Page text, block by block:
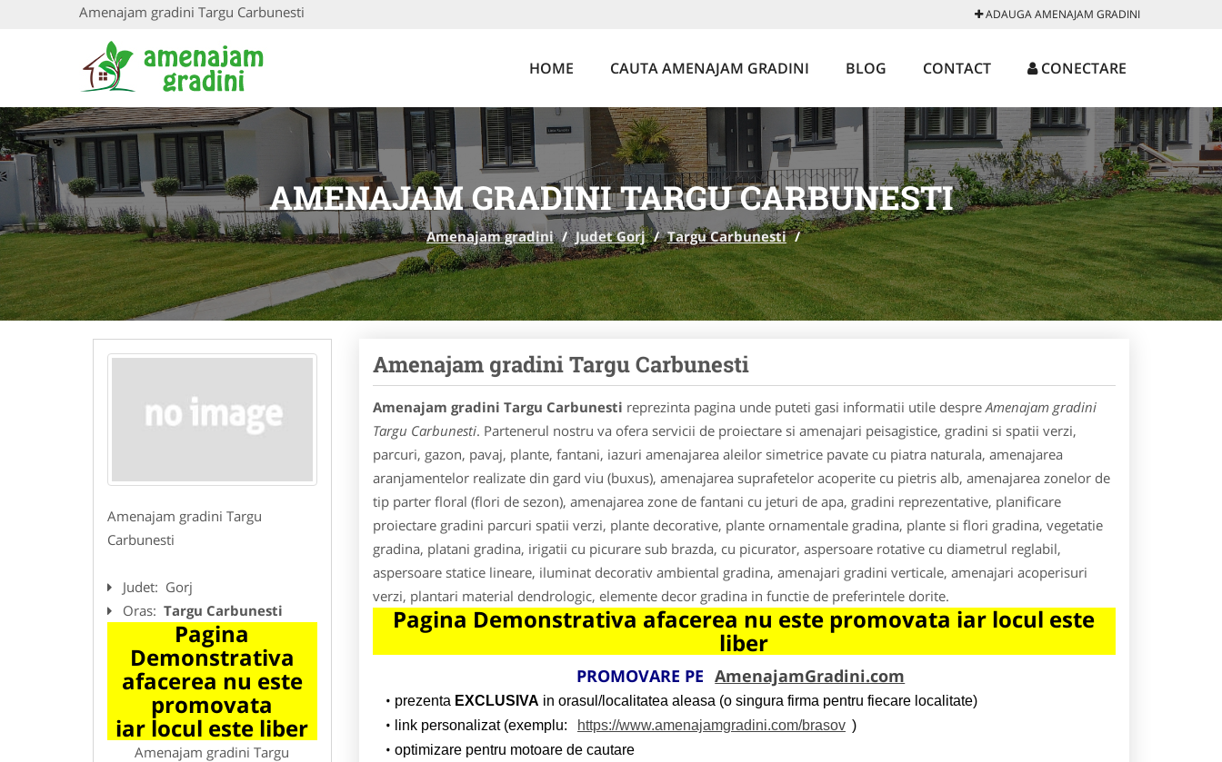
Amenajam gradini Targu Carbunesti ADAUGA AMENAJAM GRADINI
HOME CAUTA AMENAJAM GRADINI BLOG CONTACT CONECTARE
AMENAJAM GRADINI TARGU CARBUNESTI
Amenajam gradini / Judet Gorj / Targu Carbunesti /
Amenajam gradini Targu
Carbunesti
Judet: Gorj
Oras: Targu Carbunesti
Pagina
Demonstrativa
afacerea nu este
promovata
iar locul este liber
Amenajam gradini Targu
Amenajam gradini Targu Carbunesti
Amenajam gradini Targu Carbunesti reprezinta pagina unde puteti gasi informatii utile despreAmenajam gradini
Targu Carbunesti. Partenerul nostru va ofera servicii de proiectare si amenajari peisagistice, gradini si spatii verzi,
parcuri, gazon, pavaj, plante, fantani, iazuri amenajarea aleilor simetrice pavate cu piatra naturala, amenajarea
aranjamentelor realizate din gard viu (buxus), amenajarea suprafetelor acoperite cu pietris alb, amenajarea zonelor de
tip parter floral (flori de sezon), amenajarea zone de fantani cu jeturi de apa, gradini reprezentative, planificare
proiectare gradini parcuri spatii verzi, plante decorative, plante ornamentale gradina, plante si flori gradina, vegetatie
gradina, platani gradina, irigatii cu picurare sub brazda, cu picurator, aspersoare rotative cu diametrul reglabil,
aspersoare statice lineare, iluminat decorativ ambiental gradina, amenajari gradini verticale, amenajari acoperisuri
verzi, plantari material dendrologic, elemente decor gradina in functie de preferintele dorite.
Pagina Demonstrativa afacerea nu este promovata iar locul este
liber
PROMOVARE PE AmenajamGradini.com
prezenta EXCLUSIVA in orasul/localitatea aleasa (o singura firma pentru fiecare localitate)
link personalizat (exemplu:
https://www.amenajamgradini.com/brasov )
optimizare pentru motoare de cautare